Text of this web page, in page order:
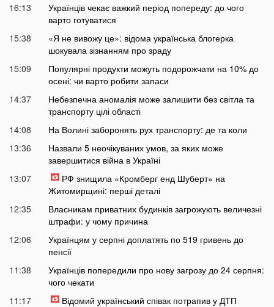
16:13
Українців чекає важкий період попереду: до чого
варто готуватися
15:38
«Я не вивожу це»: відома українська блогерка
шокувала зізнанням про зраду
15:09
Популярні продукти можуть подорожчати на 10% до
осені: чи варто робити запаси
14:37
Небезпечна аномалія може залишити без світла та
транспорту цілі області
14:08
На Волині заборонять рух транспорту: де та коли
13:36
Назвали 5 неочікуваних умов, за яких може
завершитися війна в Україні
13:07
РФ знищила «Кромберг енд Шуберт» на
Житомирщині: перші деталі
12:35
Власникам приватних будинків загрожують величезні
штрафи: у чому причина
12:06
Українцям у серпні доплатять по 519 гривень до
пенсії
11:38
Українців попередили про нову загрозу до 24 серпня:
чого чекати
11:17
Відомий український співак потрапив у ДТП